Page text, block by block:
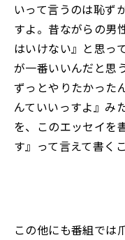
いって言うのは恥ず
すよ。昔ながらの男
はいけない』と思っ
が一番いいんだと思
ずっとやりたかった
んていいっすよ』み
を、このエッセイを
す』って言えて書く
この他にも番組では